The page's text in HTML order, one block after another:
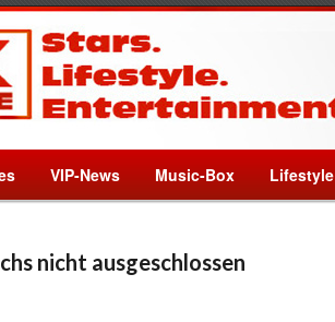
VIP-News Music-Box Lifestyle
nicht ausgeschlossen